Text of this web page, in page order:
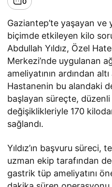
Gaziantep’te yaşayan
biçimde etkileyen kilo
Abdullah Yıldız, Özel
Merkezi’nde uygulanan
ameliyatının ardından
Hastanenin bu alandaki
başlayan süreçte,
değişiklikleriyle 170
sağlandı.
Yıldız’ın başvuru süreci,
uzman ekip tarafından
gastrik tüp ameliyatını